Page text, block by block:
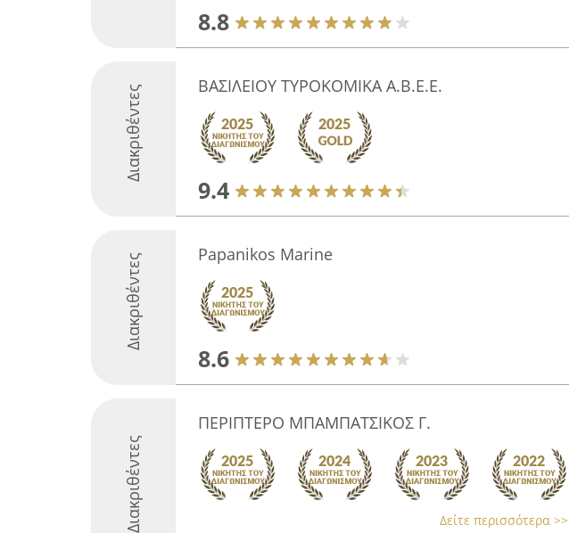
8.8
Διακριθέντες ΒΑΣΙΛΕΙΟΥ ΤΥΡΟΚΟΜΙΚΑ Α.Β.Ε.Ε.
9.4
Διακριθέντες Papanikos Marine
8.6
Διακριθέντες
ΠΕΡΙΠΤΕΡΟ ΜΠΑΜΠΑΤΣΙΚΟΣ Γ.
Δείτε περισσότερα >>